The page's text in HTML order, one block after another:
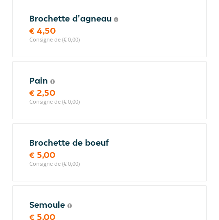
Brochette d'agneau
€ 4,50
Consigne de (€ 0,00)
Pain
€ 2,50
Consigne de (€ 0,00)
Brochette de boeuf
€ 5,00
Consigne de (€ 0,00)
Semoule
€ 5,00